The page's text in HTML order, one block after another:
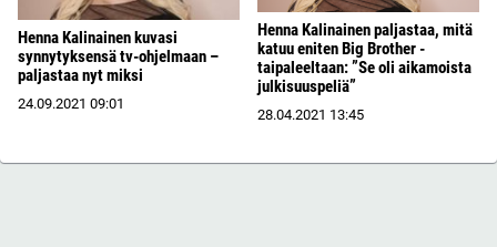
Henna Kalinainen kuvasi
synnytyksensä tv-ohjelmaan –
paljastaa nyt miksi
24.09.2021 09:01
Henna Kalinainen paljastaa, mitä
katuu eniten Big Brother -
taipaleeltaan: ”Se oli aikamoista
julkisuuspeliä”
28.04.2021 13:45